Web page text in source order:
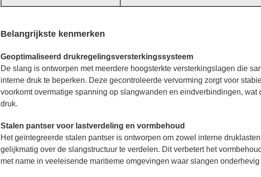
Belangrijkste kenmerken
Geoptimaliseerd drukregelingsversterkingssysteem
De slang is ontworpen met meerdere hoogsterkte versterkingslagen die
interne druk te beperken. Deze gecontroleerde vervorming zorgt voor
voorkomt overmatige spanning op slangwanden en eindverbindingen,
druk.
Stalen pantser voor lastverdeling en vormbehoud
Het geïntegreerde stalen pantser is ontworpen om zowel interne
gelijkmatig over de slangstructuur te verdelen. Dit verbetert het
met name in veeleisende maritieme omgevingen waar slangen